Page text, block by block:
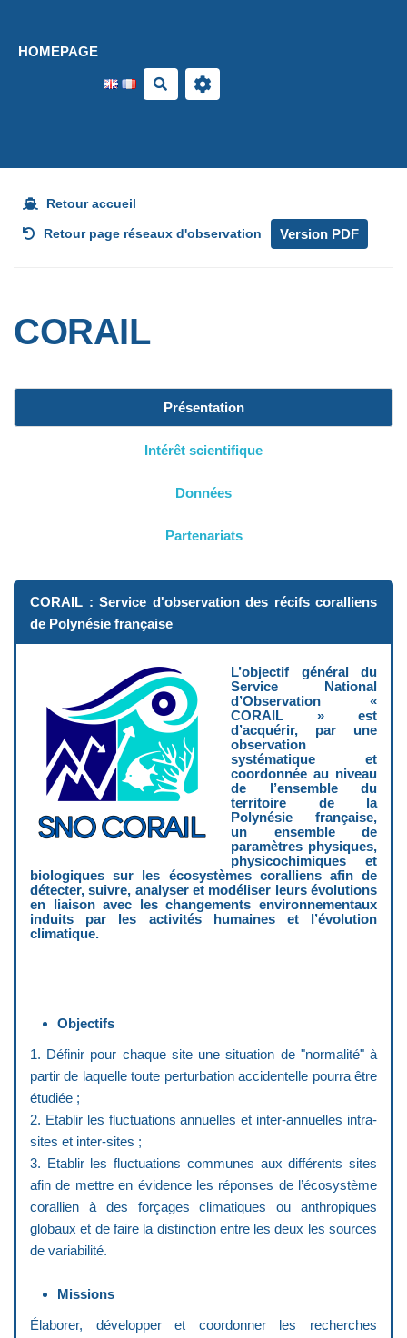
HOMEPAGE
Search
Retour accueil
Retour page réseaux d'observation Version PDF
CORAIL
Présentation
Intérêt scientifique
Données
Partenariats
CORAIL : Service d'observation des récifs coralliens
de Polynésie française
L’objectif général du
Service National
d’Observation «
CORAIL » est
d’acquérir, par une
observation
systématique et
coordonnée au niveau
de l’ensemble du
territoire de la
Polynésie française,
un ensemble de
paramètres physiques,
physicochimiques et
biologiques sur les écosystèmes coralliens afin de
détecter, suivre, analyser et modéliser leurs évolutions
en liaison avec les changements environnementaux
induits par les activités humaines et l’évolution
climatique.
Objectifs
1. Définir pour chaque site une situation de "normalité" à
partir de laquelle toute perturbation accidentelle pourra être
étudiée ;
2. Etablir les fluctuations annuelles et inter-annuelles intra-
sites et inter-sites ;
3. Etablir les fluctuations communes aux différents sites
afin de mettre en évidence les réponses de l’écosystème
corallien à des forçages climatiques ou anthropiques
globaux et de faire la distinction entre les deux les sources
de variabilité.
Missions
Élaborer, développer et coordonner les recherches